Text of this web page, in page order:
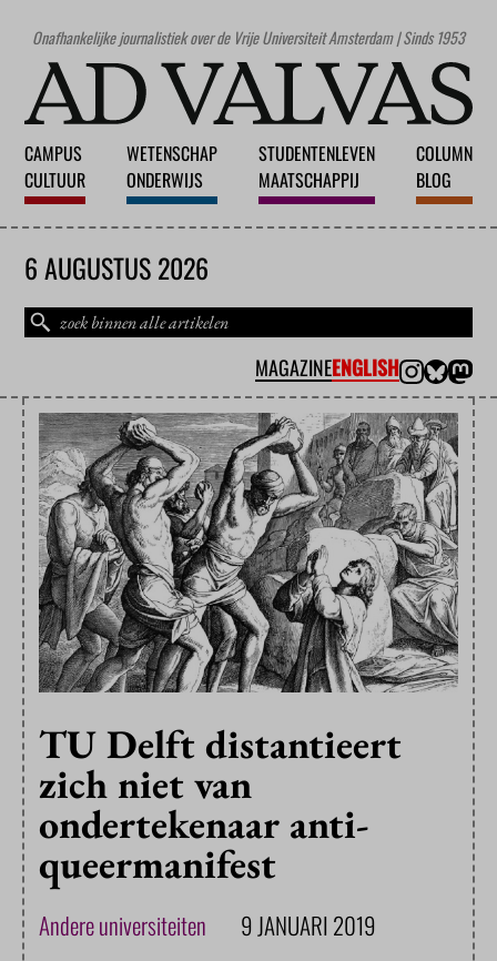
Onafhankelijke journalistiek over de Vrije Universiteit Amsterdam | Sinds 1953
CAMPUS
CULTUUR
WETENSCHAP
ONDERWIJS
STUDENTENLEVEN
MAATSCHAPPIJ
COLUMN
BLOG
6 AUGUSTUS 2026
MAGAZINEENGLISH
TU Delft distantieert
zich niet van
ondertekenaar anti-
queermanifest
Andere universiteiten 9 JANUARI 2019